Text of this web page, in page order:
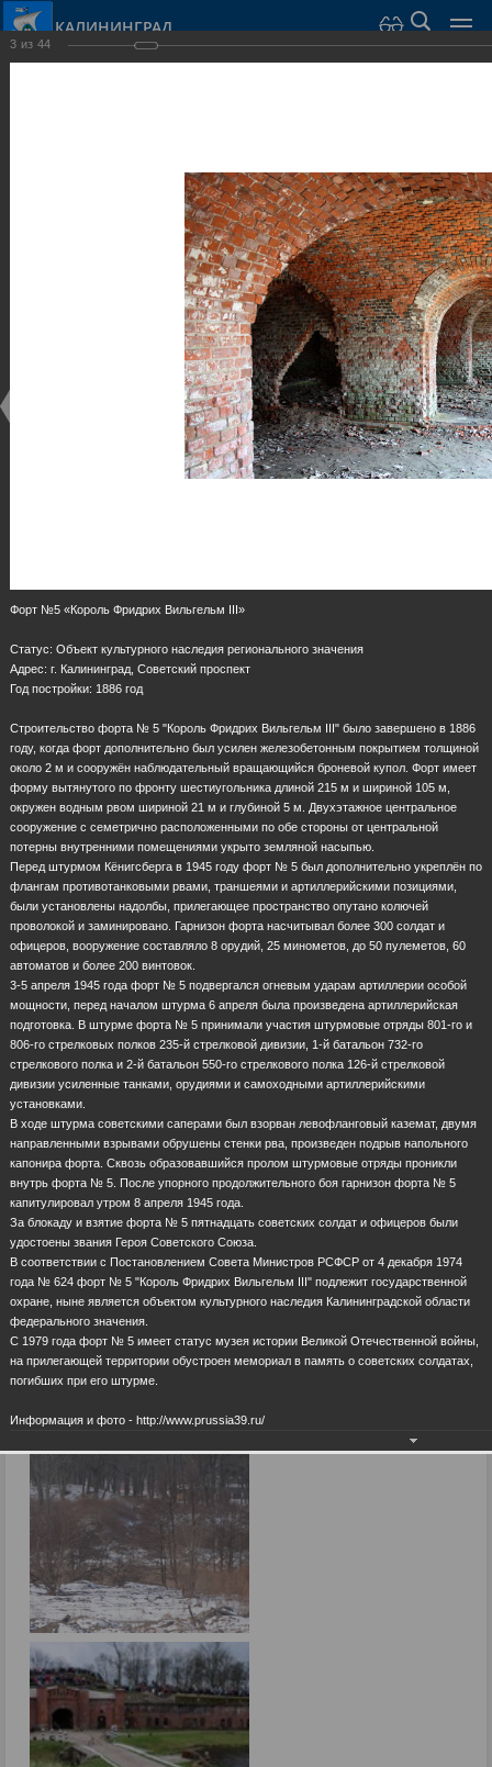
КАЛИНИНГРАД
Оборонительные сооружения и городские ворота
3 из 44
Форт №5 «Король Фридрих Вильгельм III»
Статус: Объект культурного наследия регионального значения
Адрес: г. Калининград, Советский проспект
Год постройки: 1886 год
Строительство форта № 5 "Король Фридрих Вильгельм III" было завершено в 1886
году, когда форт дополнительно был усилен железобетонным покрытием толщиной
около 2 м и сооружён наблюдательный вращающийся броневой купол. Форт имеет
форму вытянутого по фронту шестиугольника длиной 215 м и шириной 105 м,
окружен водным рвом шириной 21 м и глубиной 5 м. Двухэтажное центральное
сооружение с семетрично расположенными по обе стороны от центральной
потерны внутренними помещениями укрыто земляной насыпью.
Перед штурмом Кёнигсберга в 1945 году форт № 5 был дополнительно укреплён по
флангам противотанковыми рвами, траншеями и артиллерийскими позициями,
были установлены надолбы, прилегающее пространство опутано колючей
проволокой и заминировано. Гарнизон форта насчитывал более 300 солдат и
офицеров, вооружение составляло 8 орудий, 25 минометов, до 50 пулеметов, 60
автоматов и более 200 винтовок.
3-5 апреля 1945 года форт № 5 подвергался огневым ударам артиллерии особой
мощности, перед началом штурма 6 апреля была произведена артиллерийская
подготовка. В штурме форта № 5 принимали участия штурмовые отряды 801-го и
806-го стрелковых полков 235-й стрелковой дивизии, 1-й батальон 732-го
стрелкового полка и 2-й батальон 550-го стрелкового полка 126-й стрелковой
дивизии усиленные танками, орудиями и самоходными артиллерийскими
установками.
В ходе штурма советскими саперами был взорван левофланговый каземат, двумя
направленными взрывами обрушены стенки рва, произведен подрыв напольного
капонира форта. Сквозь образовавшийся пролом штурмовые отряды проникли
внутрь форта № 5. После упорного продолжительного боя гарнизон форта № 5
капитулировал утром 8 апреля 1945 года.
За блокаду и взятие форта № 5 пятнадцать советских солдат и офицеров были
удостоены звания Героя Советского Союза.
В соответствии с Постановлением Совета Министров РСФСР от 4 декабря 1974
года № 624 форт № 5 "Король Фридрих Вильгельм III" подлежит государственной
охране, ныне является объектом культурного наследия Калининградской области
федерального значения.
С 1979 года форт № 5 имеет статус музея истории Великой Отечественной войны,
на прилегающей территории обустроен мемориал в память о советских солдатах,
погибших при его штурме.
Информация и фото - http://www.prussia39.ru/